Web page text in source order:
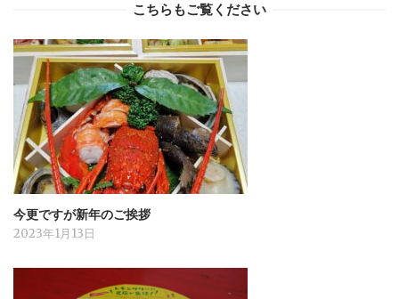
こちらもご覧ください
今更ですが新年のご挨拶
2023年1月13日